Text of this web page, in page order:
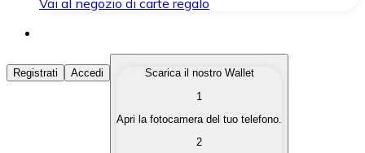
Vai al negozio di carte regalo
Acquista Criptovalute
Acquista le criptovalute che ti interessano in modo
Registrati Accedi
Scarica il nostro Wallet
1
Apri la fotocamera del tuo telefono.
2